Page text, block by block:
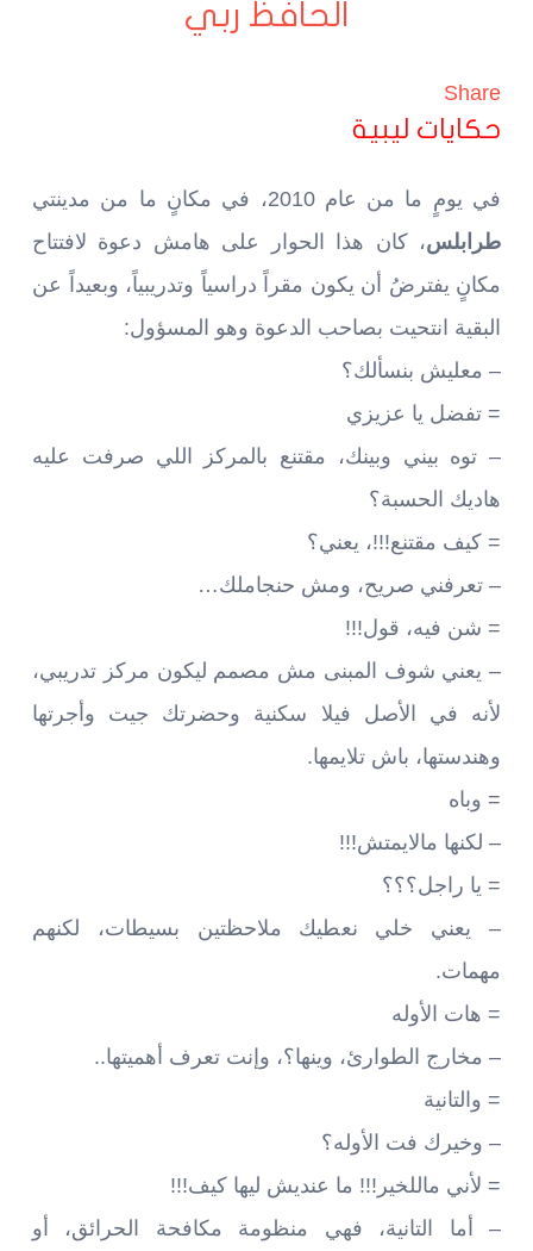
الحافظ ربي
Share
حكايات ليبية
في يومٍ ما من عام 2010، في مكانٍ ما من مدينتي
طرابلس، كان هذا الحوار على هامش دعوة لافتتاح
مكانٍ يفترضُ أن يكون مقراً دراسياً وتدريبياً، وبعيداً عن
البقية انتحيت بصاحب الدعوة وهو المسؤول:
– معليش بنسألك؟
= تفضل يا عزيزي
– توه بيني وبينك، مقتنع بالمركز اللي صرفت عليه
هاديك الحسبة؟
= كيف مقتنع!!!، يعني؟
– تعرفني صريح، ومش حنجاملك…
= شن فيه، قول!!!
– يعني شوف المبنى مش مصمم ليكون مركز تدريبي،
لأنه في الأصل فيلا سكنية وحضرتك جيت وأجرتها
وهندستها، باش تلايمها.
= وباه
– لكنها مالايمتش!!!
= يا راجل؟؟؟
– يعني خلي نعطيك ملاحظتين بسيطات، لكنهم
مهمات.
= هات الأوله
– مخارج الطوارئ، وينها؟، وإنت تعرف أهميتها..
= والتانية
– وخيرك فت الأوله؟
= لأني ماللخير!!! ما عنديش ليها كيف!!!
– أما التانية، فهي منظومة مكافحة الحرائق، أو